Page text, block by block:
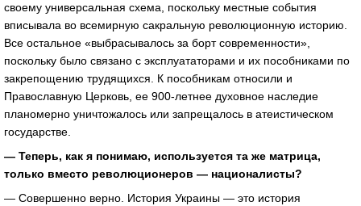
своему универсальная схема, поскольку местные события
вписывала во всемирную сакральную революционную историю.
Все остальное «выбрасывалось за борт современности»,
поскольку было связано с эксплуататорами и их пособниками по
закрепощению трудящихся. К пособникам относили и
Православную Церковь, ее 900-летнее духовное наследие
планомерно уничтожалось или запрещалось в атеистическом
государстве.
— Теперь, как я понимаю, используется та же матрица,
только вместо революционеров — националисты?
— Совершенно верно. История Украины — это история